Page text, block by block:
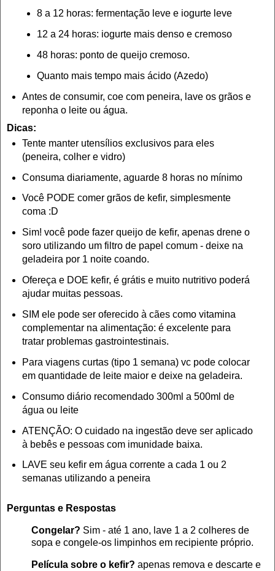
8 a 12 horas: fermentação leve e iogurte leve
12 a 24 horas: iogurte mais denso e cremoso
48 horas: ponto de queijo cremoso.
Quanto mais tempo mais ácido (Azedo)
Antes de consumir, coe com peneira, lave os grãos e
reponha o leite ou água.
Dicas:
Tente manter utensílios exclusivos para eles
(peneira, colher e vidro)
Consuma diariamente, aguarde 8 horas no mínimo
Você PODE comer grãos de kefir, simplesmente
coma :D
Sim! você pode fazer queijo de kefir, apenas drene o
soro utilizando um filtro de papel comum - deixe na
gel adeira por 1 noite coando.
Ofereça e DOE kefir, é grátis e muito nutritivopoderá
ajudar muitas pessoas.
SIM ele pode ser oferecido à cães como vitamina
complementar na alimentação: é excelente para
tratar problemas gastrointestinais.
Para viagens curtas (tipo 1 semana) vc pode col ocar
em quantidade de leite maior e deixe na geladeira.
Consumo diário recomendado 300ml a 500ml de
água ou leite
ATENÇÃO: O cuidado na ingestão deve ser aplicado
à bebês e pessoas com imunidade baixa.
LAVE seu kefir em água corrente a cada 1 ou 2
semanas utilizando a peneira
Perguntas e Respostas
Congelar? Sim - até 1 ano, lave 1 a 2 colheres de
sopa e conge le-os limpinhos em recipiente próprio.
Película sobre o kefir? apenas remova e descarte e